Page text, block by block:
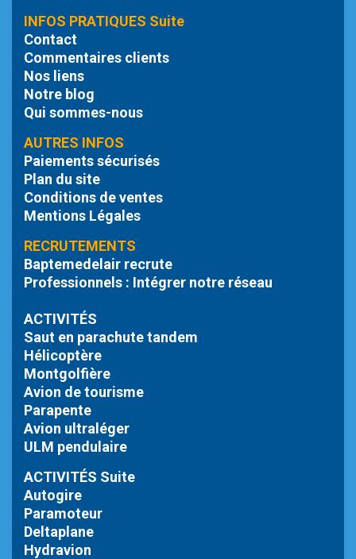
INFOS PRATIQUES Suite
Contact
Commentaires clients
Nos liens
Notre blog
Qui sommes-nous
AUTRES INFOS
Paiements sécurisés
Plan du site
Conditions de ventes
Mentions Légales
RECRUTEMENTS
Baptemedelair recrute
Professionnels : Intégrer notre réseau
ACTIVITÉS
Saut en parachute tandem
Hélicoptère
Montgolfière
Avion de tourisme
Parapente
Avion ultraléger
ULM pendulaire
ACTIVITÉS Suite
Autogire
Paramoteur
Deltaplane
Hydravion